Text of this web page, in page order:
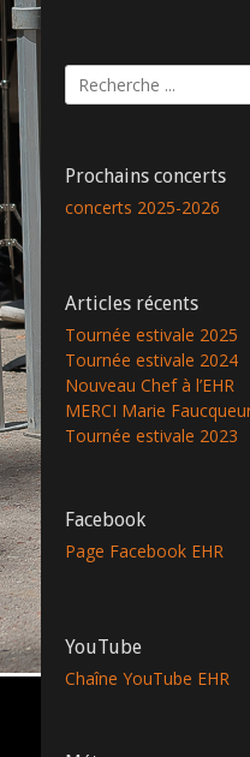
Rechercher :
Prochains concerts
concerts 2025-2026
Articles récents
Tournée estivale 2025
Tournée estivale 2024
Nouveau Chef à l’EHR
MERCI Marie
Tournée estivale 2023
Facebook
Page Facebook EHR
YouTube
Chaîne YouTube EHR